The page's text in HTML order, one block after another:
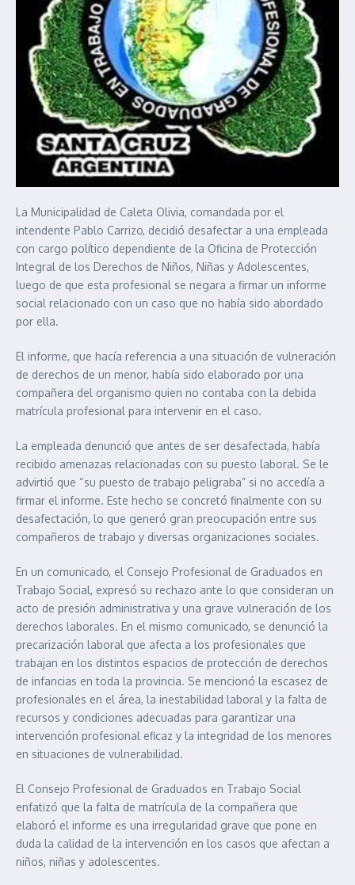
La Municipalidad de Caleta Olivia, comandada por el
intendente Pablo Carrizo, decidió desafectar a una empleada
con cargo político dependiente de la Oficina de Protección
Integral de los Derechos de Niños, Niñas y Adolescentes,
luego de que esta profesional se negara a firmar un informe
social relacionado con un caso que no había sido abordado
por ella.
El informe, que hacía referencia a una situación de vulneración
de derechos de un menor, había sido elaborado por una
compañera del organismo quien no contaba con la debida
matrícula profesional para intervenir en el caso.
La empleada denunció que antes de ser desafectada, había
recibido amenazas relacionadas con su puesto laboral. Se le
advirtió que “su puesto de trabajo peligraba” si no accedía a
firmar el informe. Este hecho se concretó finalmente con su
desafectación, lo que generó gran preocupación entre sus
compañeros de trabajo y diversas organizaciones sociales.
En un comunicado, el Consejo Profesional de Graduados en
Trabajo Social, expresó su rechazo ante lo que consideran un
acto de presión administrativa y una grave vulneración de los
derechos laborales. En el mismo comunicado, se denunció la
precarización laboral que afecta a los profesionales que
trabajan en los distintos espacios de protección de derechos
de infancias en toda la provincia. Se mencionó la escasez de
profesionales en el área, la inestabilidad laboral y la falta de
recursos y condiciones adecuadas para garantizar una
intervención profesional eficaz y la integridad de los menores
en situaciones de vulnerabilidad.
El Consejo Profesional de Graduados en Trabajo Social
enfatizó que la falta de matrícula de la compañera que
elaboró el informe es una irregularidad grave que pone en
duda la calidad de la intervención en los casos que afectan a
niños, niñas y adolescentes.